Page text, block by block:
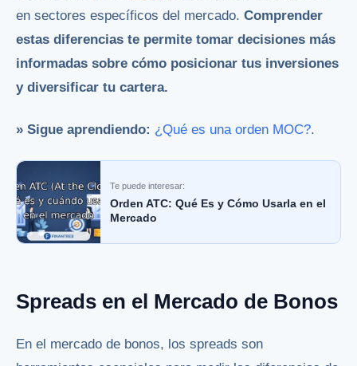
en sectores específicos del mercado. Comprender
estas diferencias te permite tomar decisiones más
informadas sobre cómo posicionar tus inversiones
y diversificar tu cartera.
» Sigue aprendiendo: ¿Qué es una orden MOC?.
Te puede interesar:
Orden ATC: Qué Es y Cómo Usarla en el
Mercado
Spreads en el Mercado de Bonos
En el mercado de bonos, los spreads son